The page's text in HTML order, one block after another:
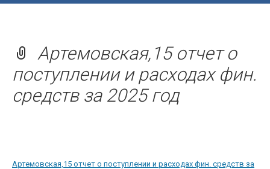
Артемовская,15 отчет о
поступлении и расходах фин.
средств за 2025 год
Артемовская,15 отчет о поступлении и расходах фин. средств за